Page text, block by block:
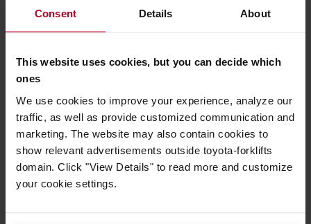
Consent Details About
This website uses cookies, but you can decide which
ones
We use cookies to improve your experience, analyze our
traffic, as well as provide customized communication and
marketing. The website may also contain cookies to
show relevant advertisements outside toyota-forklifts
domain. Click "View Details" to read more and customize
your cookie settings.